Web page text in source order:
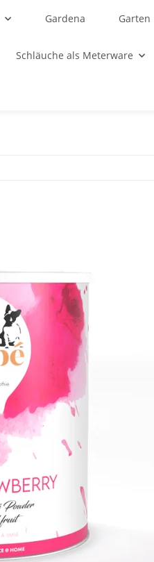
Gardena Garten
Schläuche als Meterware